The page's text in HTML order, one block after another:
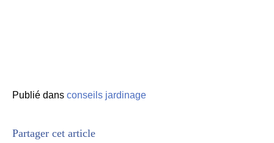
Publié dans conseils jardinage
Partager cet article